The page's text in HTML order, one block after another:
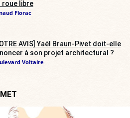
roue libre
Florac
AVIS] Yaël Braun-Pivet doit-elle
à son projet architectural ?
Voltaire